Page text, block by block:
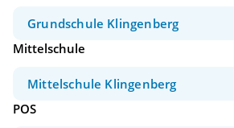
Grundschule Klingenberg
Mittelschule
Mittelschule Klingenberg
POS